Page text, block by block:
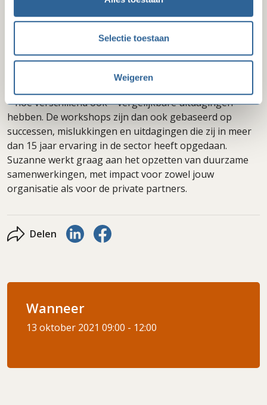
Selectie toestaan
Weigeren
gestart met haar eigen onderneming ‘de Rake Zaak’. In
Dance4Life, Save the Children, de Hersenstichting en
The Ocean Cleanup verschillende fondsenwervende
opdrachten uitgevoerd. Tijdens deze opdrachten haalt
– hoe verschillend ook – vergelijkbare uitdagingen
hebben. De workshops zijn dan ook gebaseerd op
successen, mislukkingen en uitdagingen die zij in meer
dan 15 jaar ervaring in de sector heeft opgedaan.
Suzanne werkt graag aan het opzetten van duurzame
samenwerkingen, met impact voor zowel jouw
organisatie als voor de private partners.
Delen Delen via LinkedIn
Delen via Facebook
Wanneer
13 oktober 2021 09:00 - 12:00